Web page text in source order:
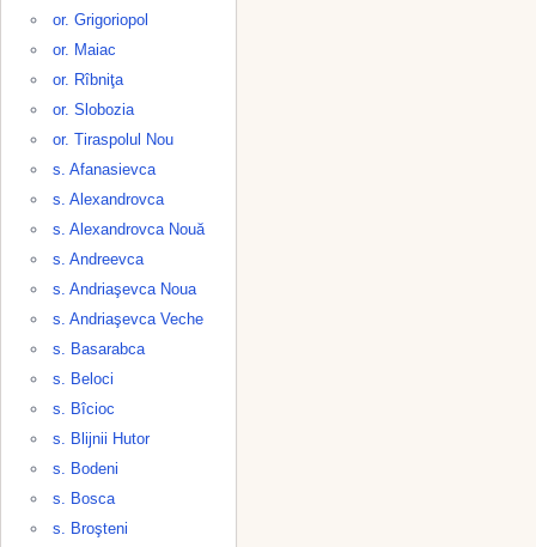
or. Grigoriopol
or. Maiac
or. Rîbniţa
or. Slobozia
or. Tiraspolul Nou
s. Afanasievca
s. Alexandrovca
s. Alexandrovca Nouă
s. Andreevca
s. Andriaşevca Noua
s. Andriaşevca Veche
s. Basarabca
s. Beloci
s. Bîcioc
s. Blijnii Hutor
s. Bodeni
s. Bosca
s. Broşteni